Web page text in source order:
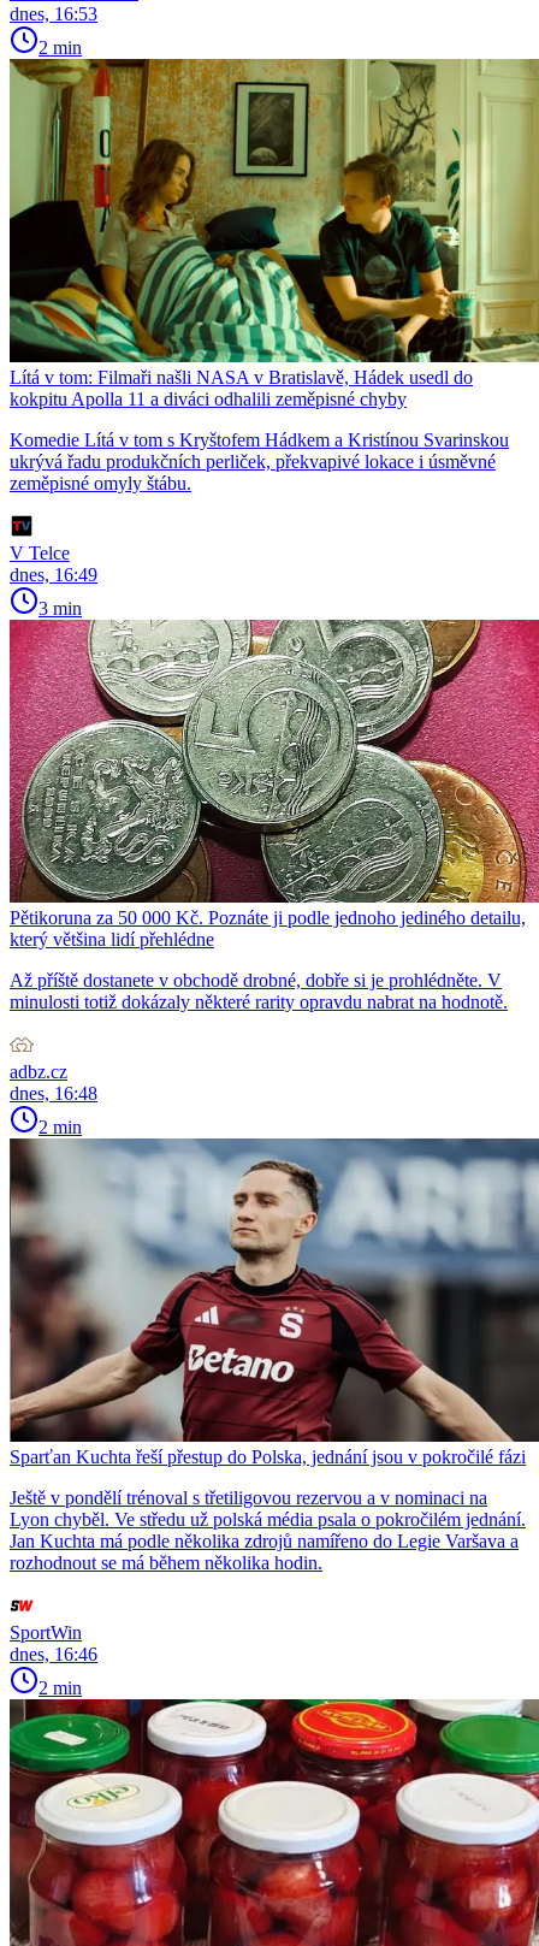
dnes, 16:53
2 min
Lítá v tom: Filmaři našli NASA v Bratislavě, Hádek usedl do
kokpitu Apolla 11 a diváci odhalili zeměpisné chyby
Komedie Lítá v tom s Kryštofem Hádkem a Kristínou Svarinskou
ukrývá řadu produkčních perliček, překvapivé lokace i úsměvné
zeměpisné omyly štábu.
V Telce
dnes, 16:49
3 min
Pětikoruna za 50 000 Kč. Poznáte ji podle jednoho jediného detailu,
který většina lidí přehlédne
Až příště dostanete v obchodě drobné, dobře si je prohlédněte. V
minulosti totiž dokázaly některé rarity opravdu nabrat na hodnotě.
adbz.cz
dnes, 16:48
2 min
Sparťan Kuchta řeší přestup do Polska, jednání jsou v pokročilé fázi
Ještě v pondělí trénoval s třetiligovou rezervou a v nominaci na
Lyon chyběl. Ve středu už polská média psala o pokročilém jednání.
Jan Kuchta má podle několika zdrojů namířeno do Legie Varšava a
rozhodnout se má během několika hodin.
SportWin
dnes, 16:46
2 min